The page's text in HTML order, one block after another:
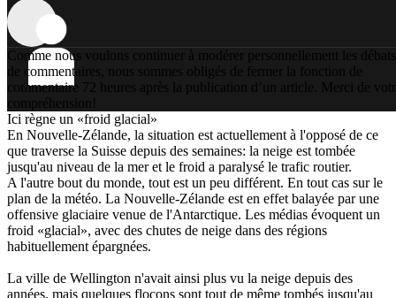
Comme nous voulons continuer à modérer personnellement les débats
de commentaires, nous sommes obligés de fermer la fonction de
commentaire 72 heures après la publication d’un article. Merci de
compréhension!
Ici règne un «froid glacial»
En Nouvelle-Zélande, la situation est actuellement à l'opposé de ce
que traverse la Suisse depuis des semaines: la neige est tombée
jusqu'au niveau de la mer et le froid a paralysé le trafic routier.
A l'autre bout du monde, tout est un peu différent. En tout cas sur le
plan de la météo. La Nouvelle-Zélande est en effet balayée par une
offensive glaciaire venue de l'Antarctique. Les médias évoquent un
froid «glacial», avec des chutes de neige dans des régions
habituellement épargnées.
La ville de Wellington n'avait ainsi plus vu la neige depuis des
années, mais quelques flocons sont tout de même tombés jusqu'au